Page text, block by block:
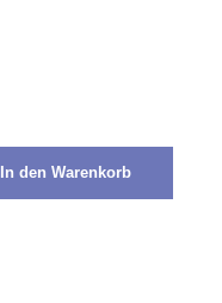
In den Warenkorb